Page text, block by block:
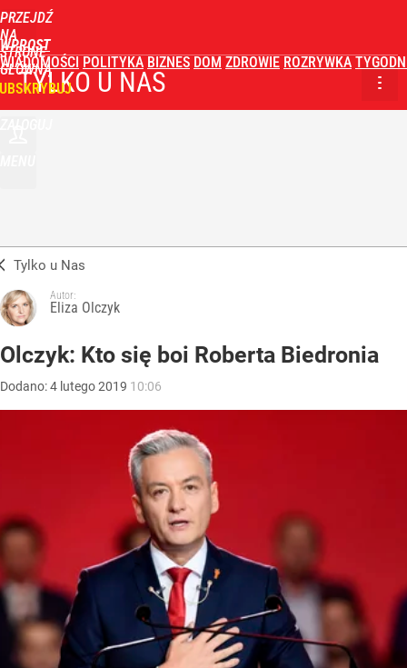
PRZEJDŹ
NA
STRONĘ
GŁÓWNĄ
WPROST
WIADOMOŚCI POLITYKA BIZNES DOM ZDROWIE ROZRYWKA
TYLKO U NAS
Tylko u Nas
Autor:
Eliza Olczyk
Olczyk: Kto się boi Roberta Biedronia
Dodano:4 lutego2019 10:06